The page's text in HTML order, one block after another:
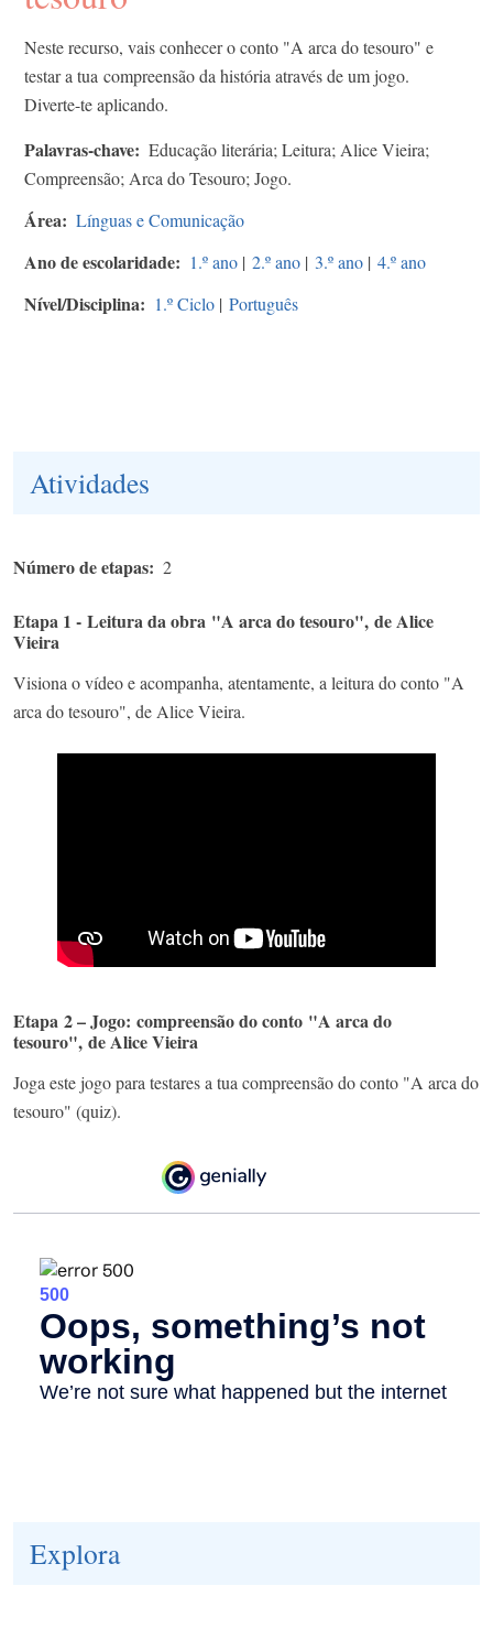
Neste recurso, vais conhecer o conto "A arca do tesouro" e
testar a tua compreensão da história através de um jogo.
Diverte-te aplicando.
Palavras-chave
Educação literária; Leitura; Alice Vieira;
Compreensão; Arca do Tesouro; Jogo.
Área Línguas e Comunicação
Ano de escolaridade 1.º ano | 2.º ano | 3.º ano | 4.º ano
Nível/Disciplina 1.º Ciclo | Português
Atividades
Número de etapas 2
Etapa 1 - Leitura da obra "A arca do tesouro", de Alice
Vieira
Visiona o vídeo e acompanha, atentamente, a leitura do conto "A
arca do tesouro", de Alice Vieira.
Etapa 2 – Jogo: compreensão do conto "A arca do
tesouro", de Alice Vieira
Joga este jogo para testares a tua compreensão do conto "A arca do
tesouro" (quiz).
Explora